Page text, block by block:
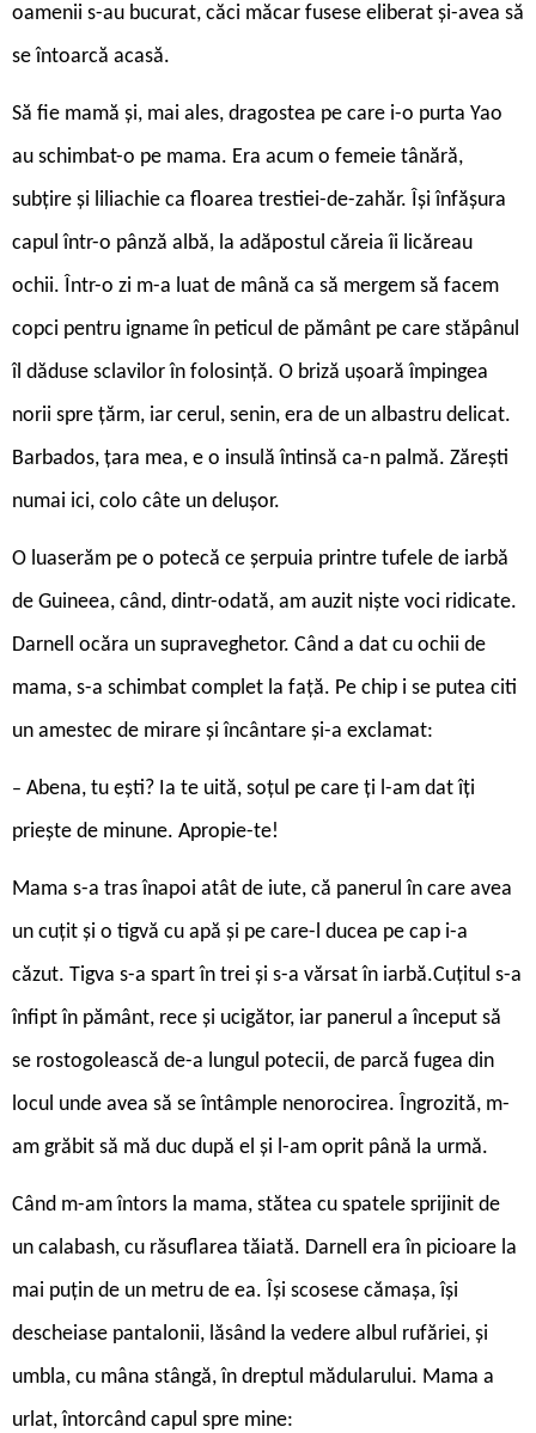
oamenii s-au bucurat, căci măcar fusese eliberat și-avea să
se întoarcă acasă.
Să fie mamă și, mai ales, dragostea pe care i-o purta Yao
au schimbat-o pe mama. Era acum o femeie tânără,
subțire și liliachie ca floarea trestiei-de-zahăr. Își înfășura
capul într-o pânză albă, la adăpostul căreia îi licăreau
ochii. Într-o zi m-a luat de mână ca să mergem să facem
copci pentru igname în peticul de pământ pe care stăpânul
îl dăduse sclavilor în folosință. O briză ușoară împingea
norii spre țărm, iar cerul, senin, era de un albastru delicat.
Barbados, țara mea, e o insulă întinsă ca-n palmă. Zărești
numai ici, colo câte un delușor.
O luaserăm pe o potecă ce șerpuia printre tufele de iarbă
de Guineea, când, dintr-odată, am auzit niște voci ridicate.
Darnell ocăra un supraveghetor. Când a dat cu ochii de
mama, s-a schimbat complet la față. Pe chip i se putea citi
un amestec de mirare și încântare și-a exclamat:
– Abena, tu ești? Ia te uită, soțul pe care ți l-am dat îți
priește de minune. Apropie-te!
Mama s-a tras înapoi atât de iute, că panerul în care avea
un cuțit și o tigvă cu apă și pe care-l ducea pe cap i-a
căzut. Tigva s-a spart în trei și s-a vărsat în iarbă.Cuțitul s-a
înfipt în pământ, rece și ucigător, iar panerul a început să
se rostogolească de-a lungul potecii, de parcă fugea din
locul unde avea să se întâmple nenorocirea. Îngrozită, m-
am grăbit să mă duc după el și l-am oprit până la urmă.
Când m-am întors la mama, stătea cu spatele sprijinit de
un calabash, cu răsuflarea tăiată. Darnell era în picioare la
mai puțin de un metru de ea. Își scosese cămașa, își
descheiase pantalonii, lăsând la vedere albul rufăriei, și
umbla, cu mâna stângă, în dreptul mădularului. Mama a
urlat, întorcând capul spre mine: